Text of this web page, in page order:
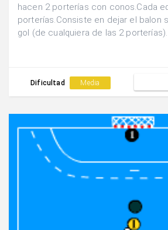
hacen 2 porterías con conos.Cada
porterías.Consiste en dejar el balon
gol (de cualquiera de las 2 porterías).
Dificultad Media